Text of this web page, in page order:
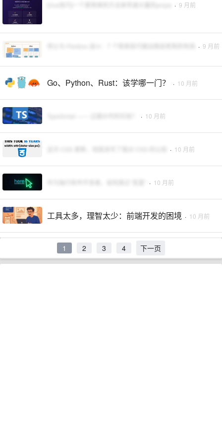
· 9 月前
· 9 月前
Go、Python、Rust：该学哪一门？ · 10 月前
· 10 月前
· 10 月前
· 10 月前
工具太多，理智太少：前端开发的困境 · 10 月前
1 2 3 4 下一页